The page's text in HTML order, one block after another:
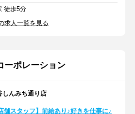
徒歩5分
求人一覧を見る
ーポレーション
んみち通り店
舗スタッフ】前給あり♪好きを仕事に♪